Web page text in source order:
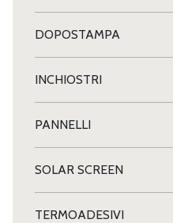
DOPOSTAMPA
INCHIOSTRI
PANNELLI
SOLAR SCREEN
TERMOADESIVI